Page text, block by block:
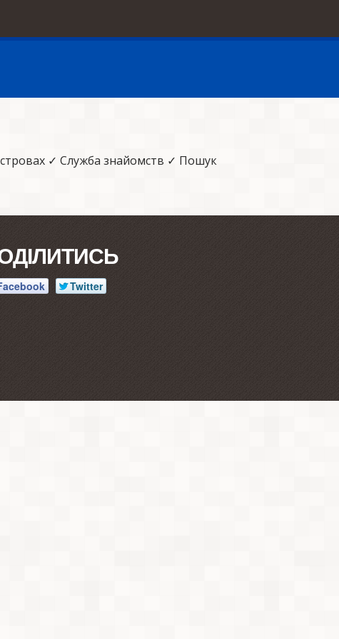
✓ Служба знайомств ✓ Пошук
Twitter